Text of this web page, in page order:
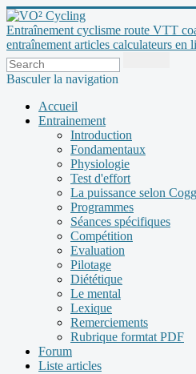
Entraînement cyclisme route VTT
entraînement articles calculateurs en
Basculer la navigation
Accueil
Entrainement
Introduction
Fondamentaux
Physiologie
Test d'effort
La puissance selon
Programmes
Séances spécifiques
Compétition
Evaluation
Pilotage
Diététique
Le mental
Lexique
Remerciements
Rubrique formtat PDF
Forum
Liste articles